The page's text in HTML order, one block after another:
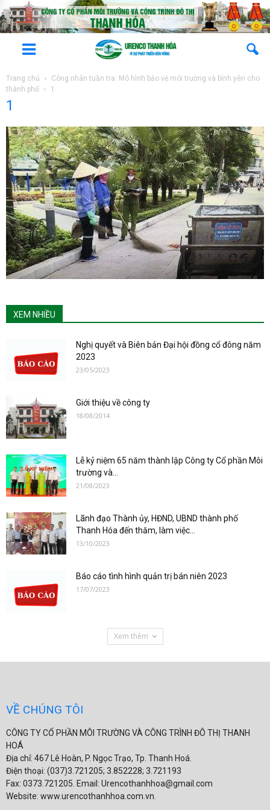
Trang chủ
Công nhân tuần tra: Mô hình bảo vệ môi trường và bình yên cho
thành phố
1
1
XEM NHIỀU
Nghị quyết và Biên bản Đại hội đồng cổ đông năm
2023
23/05/2023
Giới thiệu về công ty
18/08/2014
Lễ kỷ niệm 65 năm thành lập Công ty Cổ phần Môi
trường và...
21/08/2023
Lãnh đạo Thành ủy, HĐND, UBND thành phố
Thanh Hóa đến thăm, làm việc...
13/10/2023
Báo cáo tình hình quản trị bán niên 2023
17/07/2023
Xem thêm
VỀ CHÚNG TÔI
CÔNG TY CỔ PHẦN MÔI TRƯỜNG VÀ CÔNG TRÌNH ĐÔ THỊ THANH
HOÁ
Địa chỉ: 467 Lê Hoàn, P. Ngọc Trạo, Tp. Thanh Hoá.
Điện thoại: (037)3.721205; 3.852228; 3.721193
Fax: 0373.721205. Email: Urencothanhhoa@gmail.com
Website: www.urencothanhhoa.com.vn.